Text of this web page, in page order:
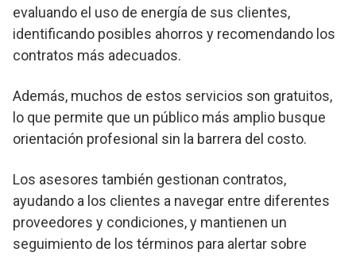
evaluando el uso de energía de sus clientes,
identificando posibles ahorros y recomendando los
contratos más adecuados.
Además, muchos de estos servicios son gratuitos,
lo que permite que un público más amplio busque
orientación profesional sin la barrera del costo.
Los asesores también gestionan contratos,
ayudando a los clientes a navegar entre diferentes
proveedores y condiciones, y mantienen un
seguimiento de los términos para alertar sobre